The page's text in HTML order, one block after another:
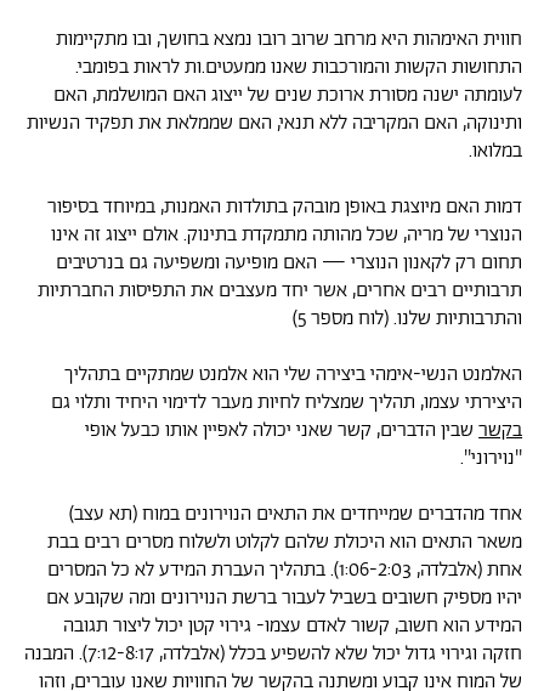
חווית האימהות היא מרחב שרוב רובו נמצא בחושך, ובו מתקיימות
התחושות הקשות והמורכבות שאנו ממעטים.ות לראות בפומבי.
לעומתה ישנה מסורת ארוכת שנים של ייצוג האם המושלמת, האם
ותינוקה, האם המקריבה ללא תנאי, האם שממלאת את תפקיד הנשיות
במלואו.
דמות האם מיוצגת באופן מובהק בתולדות האמנות, במיוחד בסיפור
הנוצרי של מריה, שכל מהותה מתמקדת בתינוק. אולם ייצוג זה אינו
תחום רק לקאנון הנוצרי — האם מופיעה ומשפיעה גם בנרטיבים
תרבותיים רבים אחרים, אשר יחד מעצבים את התפיסות החברתיות
והתרבותיות שלנו. (לוח מספר 5)
האלמנט הנשי-אימהי ביצירה שלי הוא אלמנט שמתקיים בתהליך
היצירתי עצמו, תהליך שמצליח לחיות מעבר לדימוי היחיד ותלוי גם
בקשרשבין הדברים, קשר שאני יכולה לאפיין אותו כבעל אופי
''נוירוני''.
אחד מהדברים שמייחדים את התאים הנוירונים במוח (תא עצב)
משאר התאים הוא היכולת שלהם לקלוט ולשלוח מסרים רבים בבת
אחת (אלבלדה, 1:06-2:03). בתהליך העברת המידע לא כל המסרים
יהיו מספיק חשובים בשביל לעבור ברשת הנוירונים ומה שקובע אם
המידע הוא חשוב, קשור לאדם עצמו- גירוי קטן יכול ליצור תגובה
חזקה וגירוי גדול יכול שלא להשפיע בכלל (אלבלדה, 7:12-8:17). המבנה
של המוח אינו קבוע ומשתנה בהקשר של החוויות שאנו עוברים, וזהו